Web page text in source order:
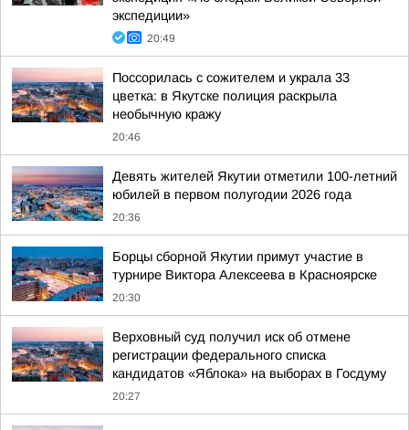
экспедиции»
20:49
Поссорилась с сожителем и украла 33
цветка: в Якутске полиция раскрыла
необычную кражу
20:46
Девять жителей Якутии отметили 100-летний
юбилей в первом полугодии 2026 года
20:36
Борцы сборной Якутии примут участие в
турнире Виктора Алексеева в Красноярске
20:30
Верховный суд получил иск об отмене
регистрации федерального списка
кандидатов «Яблока» на выборах в Госдуму
20:27